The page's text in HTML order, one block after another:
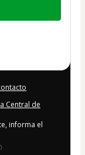
Central de
informa el